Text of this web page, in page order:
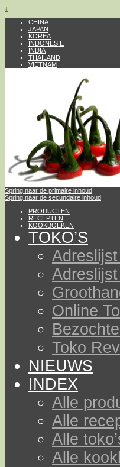
↓
CHINA
JAPAN
KOREA
INDONESIË
INDIA
THAILAND
VIETNAM
Spring naar de primaire inhoud
Spring naar de secundaire inhoud
PRODUCTEN
RECEPTEN
KOOKBOEKEN
TOKO’S
Online
Toko
NIEUWS
INDEX
Alle
Alle
Alle
Alle